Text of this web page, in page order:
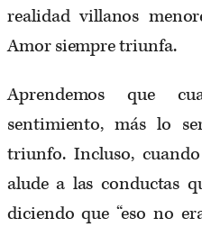
realidad villanos
Amor siempre triunfa.
Aprendemos que
sentimiento, más lo
triunfo. Incluso,
alude a las conductas
diciendo que “eso no